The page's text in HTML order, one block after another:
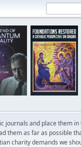
journals and place them
them as far as possible
charity demands we